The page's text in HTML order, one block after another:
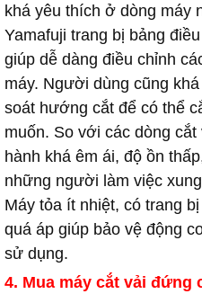
khá yêu thích ở dòng máy
Yamafuji trang bị bảng
giúp dễ dàng điều chỉnh
máy. Người dùng cũng
soát hướng cắt để có thể
muốn. So với các dòng
hành khá êm ái, độ ồn
những người làm việc
Máy tỏa ít nhiệt, có trang
quá áp giúp bảo vệ động
sử dụng.
4. Mua máy cắt vải đứng